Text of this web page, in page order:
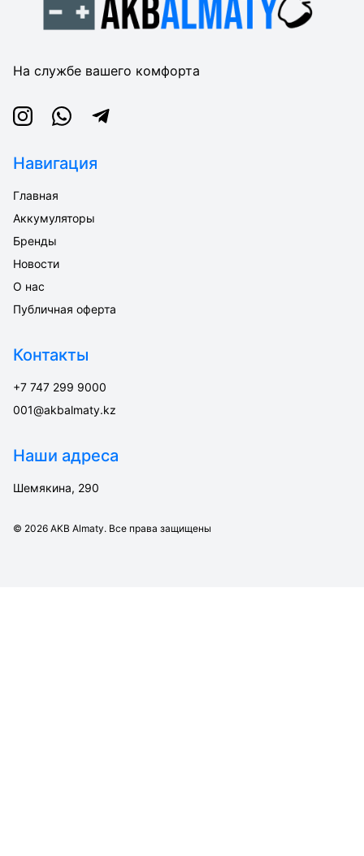
На службе вашего комфорта
InstagramWhatsappTelegram
Навигация
Главная
Аккумуляторы
Бренды
Новости
О нас
Публичная оферта
Контакты
+7 747 299 9000
001@akbalmaty.kz
Наши адреса
Шемякина, 290
© 2026 AKB Almaty. Все права защищены